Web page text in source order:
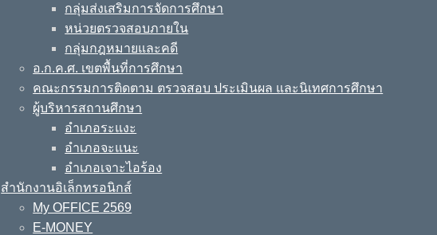
กลุ่มส่งเสริมการจัดการศึกษา
หน่วยตรวจสอบภายใน
กลุ่มกฎหมายและคดี
อ.ก.ค.ศ. เขตพื้นที่การศึกษา
คณะกรรมการติดตาม ตรวจสอบ ประเมินผล และนิเทศการศึกษา
ผู้บริหารสถานศึกษา
อำเภอระแงะ
อำเภอจะแนะ
อำเภอเจาะไอร้อง
สำนักงานอิเล็กทรอนิกส์
My OFFICE 2569
E-MONEY